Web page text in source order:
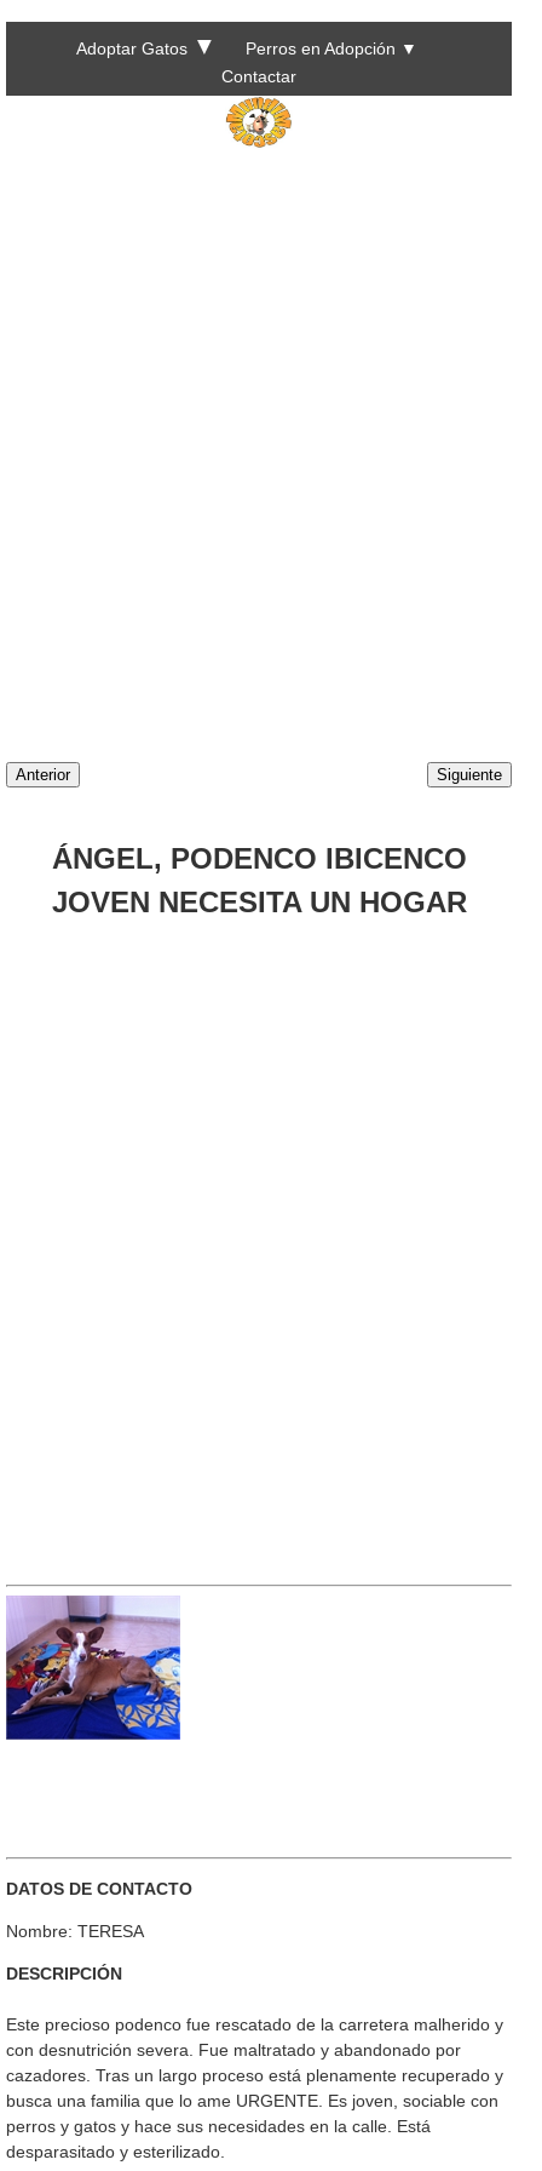
Adoptar Gatos ▼ Perros en Adopción ▼
Contactar
Anterior Siguiente
ÁNGEL, PODENCO IBICENCO
JOVEN NECESITA UN HOGAR
DATOS DE CONTACTO
Nombre: TERESA
DESCRIPCIÓN
Este precioso podenco fue rescatado de la carretera malherido y
con desnutrición severa. Fue maltratado y abandonado por
cazadores. Tras un largo proceso está plenamente recuperado y
busca una familia que lo ame URGENTE. Es joven, sociable con
perros y gatos y hace sus necesidades en la calle. Está
desparasitado y esterilizado.